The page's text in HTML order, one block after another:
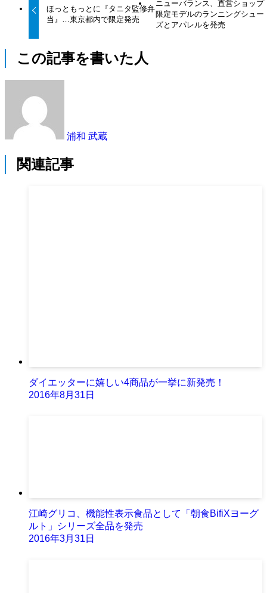
ほっともっとに『タニタ監修弁
当』…東京都内で限定発売
ニューバランス、直営ショップ
限定モデルのランニングシュー
ズとアパレルを発売
この記事を書いた人
浦和 武蔵
関連記事
ダイエッターに嬉しい4商品が一挙に新発売！
2016年8月31日
江崎グリコ、機能性表示食品として「朝食BifiXヨーグ
ルト」シリーズ全品を発売
2016年3月31日